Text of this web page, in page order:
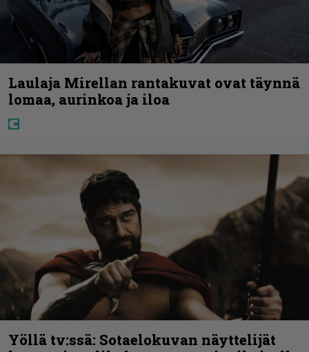
Laulaja Mirellan rantakuvat ovat täynnä
lomaa, aurinkoa ja iloa
Yöllä tv:ssä: Sotaelokuvan näyttelijät